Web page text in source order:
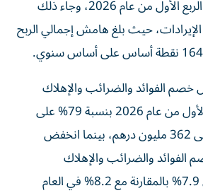
410 ملايين درهم في الربع الأول من عام 2026، وجاء ذلك
حيث بلغ هامش إجمالي الربح
خصم الفوائد والضرائب والإهلاك
والاستهلاك في الربع الأول من عام 2026 بنسبة 79% على
أساس سنوي لتصل إلى 362 مليون درهم، بينما انخفض
والضرائب والإهلاك
والاستهلاك ليصل إلى 7.9% بالمقارنة مع 8.2% في العام